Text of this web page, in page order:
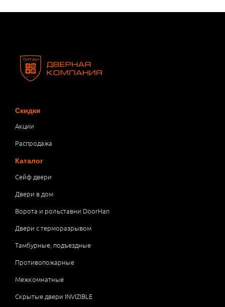
Скидки
Акции
Распродажа
Каталог
Сейф двери
Двери в дом
Ворота и рольставни DoorHan
Двери с терморазрывом
Тамбурные, подъездные
Противопожарные
Межкомнатные
Скрытые двери INVIZIBLE